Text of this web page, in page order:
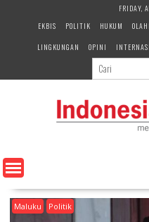
e
n
FRIDAY,
EKBIS
POLITIK HUKUM
LINGKUNGAN
OPINI
Maluku Politik